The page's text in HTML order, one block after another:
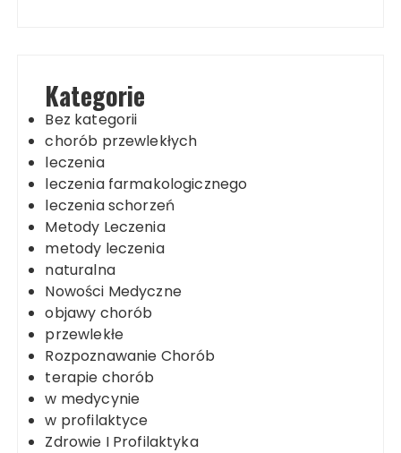
Kategorie
Bez kategorii
chorób przewlekłych
leczenia
leczenia farmakologicznego
leczenia schorzeń
Metody Leczenia
metody leczenia
naturalna
Nowości Medyczne
objawy chorób
przewlekłe
Rozpoznawanie Chorób
terapie chorób
w medycynie
w profilaktyce
Zdrowie I Profilaktyka